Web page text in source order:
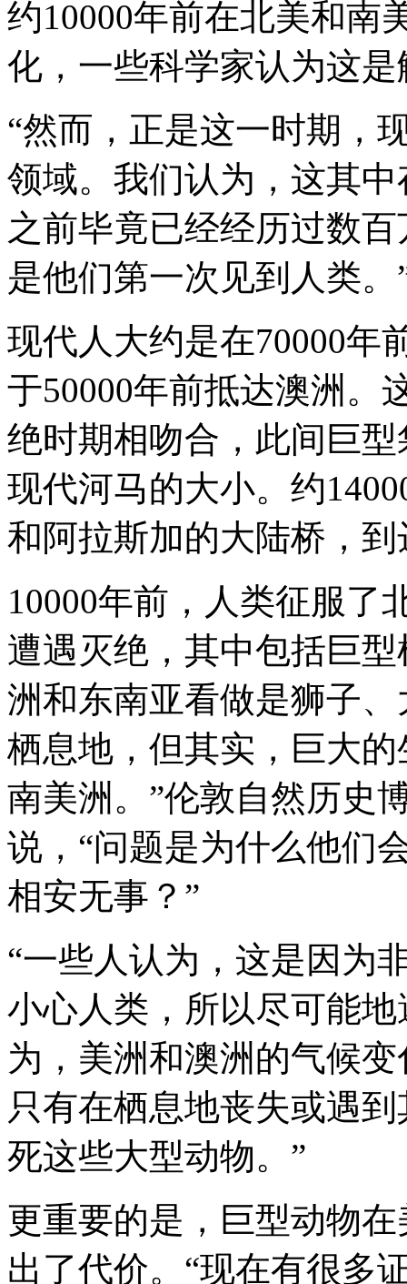
约10000年前在北美和南
化，一些科学家认为这
“然而，正是这一时期，
领域。我们认为，这其
之前毕竟已经经历过数
是他们第一次见到人类。
现代人大约是在70000年
于50000年前抵达澳洲。
绝时期相吻合，此间巨
现代河马的大小。约
和阿拉斯加的大陆桥，
10000年前，人类征服了
遭遇灭绝，其中包括巨
洲和东南亚看做是狮子
栖息地，但其实，巨大
南美洲。”伦敦自然历史
说，“问题是为什么他们
相安无事？”
“一些人认为，这是因为
小心人类，所以尽可能
为，美洲和澳洲的气候
只有在栖息地丧失或遇
死这些大型动物。”
更重要的是，巨型动物
出了代价。“现在有很多